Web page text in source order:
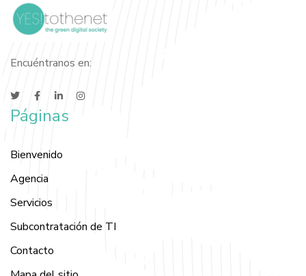
Encuéntranos en:
Páginas
Bienvenido
Agencia
Servicios
Subcontratación de TI
Contacto